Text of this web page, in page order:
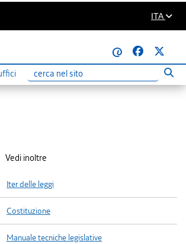
ITA
@
Ricerca
Vedi inoltre
Iter delle leggi
Costituzione
Manuale tecniche legislative